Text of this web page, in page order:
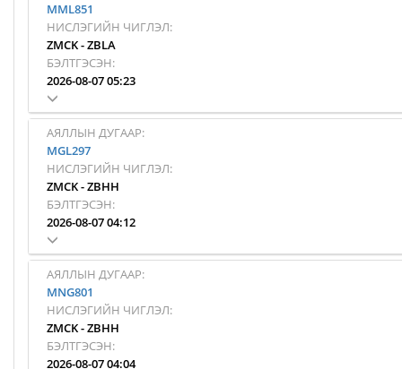
MML851
НИСЛЭГИЙН ЧИГЛЭЛ:
ZMCK-ZBLA
БЭЛТГЭСЭН:
2026-08-07 05:23
АЯЛЛЫН ДУГААР:
MGL297
НИСЛЭГИЙН ЧИГЛЭЛ:
ZMCK-ZBHH
БЭЛТГЭСЭН:
2026-08-07 04:12
АЯЛЛЫН ДУГААР:
MNG801
НИСЛЭГИЙН ЧИГЛЭЛ:
ZMCK-ZBHH
БЭЛТГЭСЭН:
2026-08-07 04:04